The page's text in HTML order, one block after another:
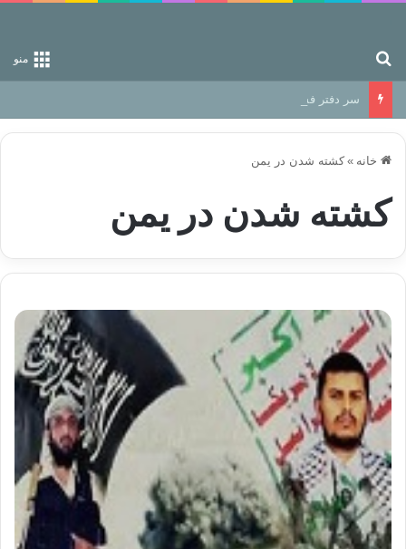
منو
سر دفتر فساد در زمین‌، دوری وکناره‌گیری از راه خداست‌!
خانه » کشته شدن در یمن
کشته شدن در یمن